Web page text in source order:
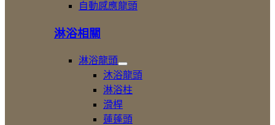
出
自動感應龍頭
淋浴相關
淋浴龍頭
展
開
淋
浴
龍
沐浴龍頭
淋浴柱
滑桿
蓮蓬頭